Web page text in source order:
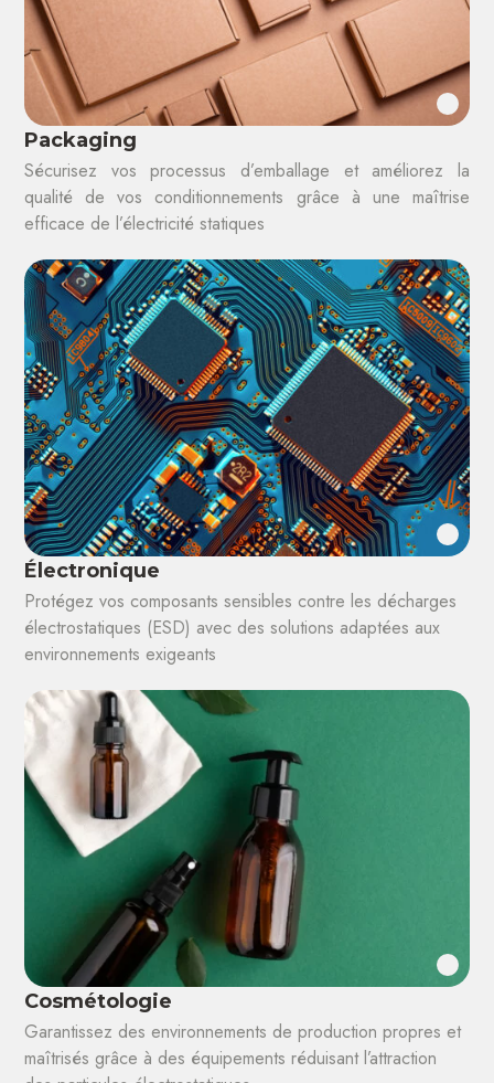
Packaging
Sécurisez vos processus d’emballage et améliorez la
qualité de vos conditionnements grâce à une maîtrise
efficace de l’électricité statiques
Électronique
Protégez vos composants sensibles contre les décharges
électrostatiques (ESD) avec des solutions adaptées aux
environnements exigeants
Cosmétologie
Garantissez des environnements de production propres et
maîtrisés grâce à des équipements réduisant l’attraction